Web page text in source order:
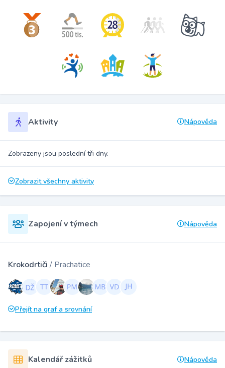
Aktivity Nápověda
Zobrazeny jsou poslední tři dny.
Zobrazit všechny aktivity
Zapojení v týmech Nápověda
Krokodrtiči / Prachatice
Přejít na graf a srovnání
Kalendář zážitků Nápověda